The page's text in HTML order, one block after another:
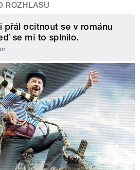
ROZHLASU
přál ocitnout se v románu
se mi to splnilo.